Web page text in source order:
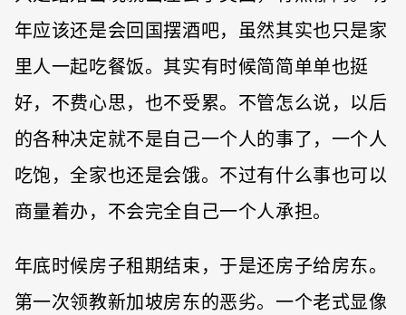
年应该还是会回国摆酒吧，虽然其实也只是家
里人一起吃餐饭。其实有时候简简单单也挺
好，不费心思，也不受累。不管怎么说，以后
的各种决定就不是自己一个人的事了，一个人
吃饱，全家也还是会饿。不过有什么事也可以
商量着办，不会完全自己一个人承担。
年底时候房子租期结束，于是还房子给房东。
第一次领教新加坡房东的恶劣。一个老式显像